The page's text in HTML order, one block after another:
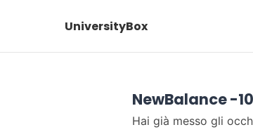
UniversityBox
NewBalance -
Hai già messo gli